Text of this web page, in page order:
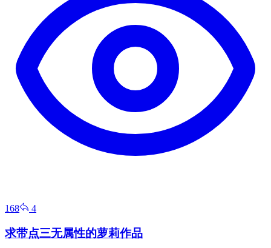
168 4
求带点三无属性的萝莉作品